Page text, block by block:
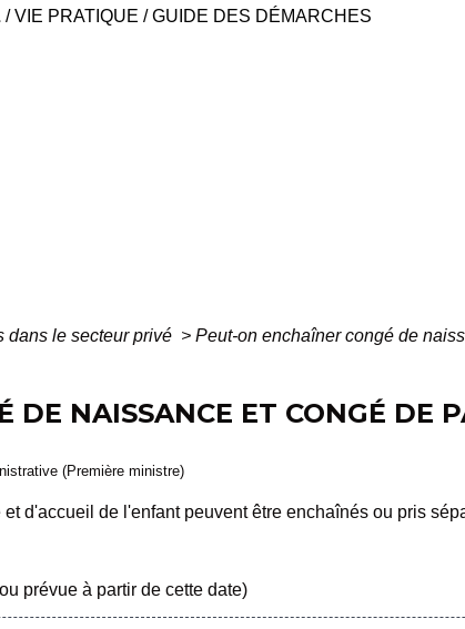
/VIE PRATIQUE /GUIDE DES DÉMARCHES
dans le secteur privé > Peut-on enchaîner congé de
DE NAISSANCE ET CONGÉ DE
(Première ministre)
d'accueil de l'enfant peuvent être enchaînés ou pris
prévue à partir de cette date)